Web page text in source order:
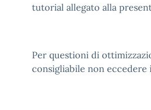
tutorial allegato alla
Per questioni di
consigliabile non eccedere